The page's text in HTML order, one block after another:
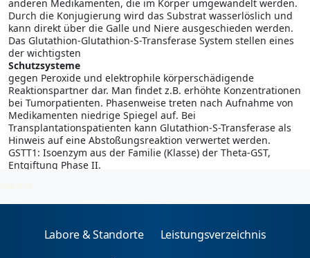
anderen Medikamenten, die im Körper umgewandelt werden.
Durch die Konjugierung wird das Substrat wasserlöslich und
kann direkt über die Galle und Niere ausgeschieden werden.
Das Glutathion-Glutathion-S-Transferase System stellen eines
der wichtigsten
Schutzsysteme
gegen Peroxide und elektrophile körperschädigende
Reaktionspartner dar. Man findet z.B. erhöhte Konzentrationen
bei Tumorpatienten. Phasenweise treten nach Aufnahme von
Medikamenten niedrige Spiegel auf. Bei
Transplantationspatienten kann Glutathion-S-Transferase als
Hinweis auf eine Abstoßungsreaktion verwertet werden.
GSTT1: Isoenzym aus der Familie (Klasse) der Theta-GST,
Entgiftung Phase II.
2026-08-09
Labore & Standorte Leistungsverzeichnis